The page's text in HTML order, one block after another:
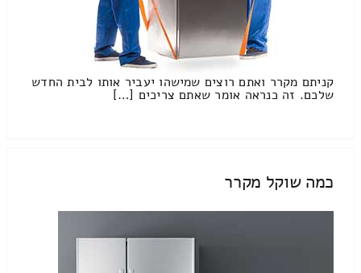
קניתם מקרר ואתם רוצים שמישהו יעביר אותו לבית החדש
שלכם. זה כנראה אומר שאתם צריכים […]
כמה שוקל מקרר